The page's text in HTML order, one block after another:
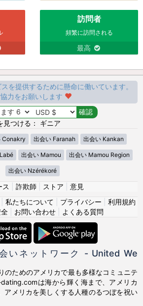
訪問者
頻繁に訪問される
最高
を提供するために懸命に働いています。
協力をお願いします
見つける： ギニア
Conakry 出会い Faranah 出会い Kankan
出会い Mamou 出会い Mamou Region
出会い Nzérékoré
ス 詐欺師 ストア
意見
私たちについて プライバシー
利用規約
| お問い合わせ| よくある質問
いネットワーク - United We
のためのアメリカで最も多様なコミュニテ
は海から輝く海まで、アメリカ
アメリカを美しくする人種のるつぼを祝い